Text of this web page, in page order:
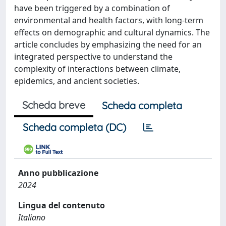
have been triggered by a combination of
environmental and health factors, with long-term
effects on demographic and cultural dynamics. The
article concludes by emphasizing the need for an
integrated perspective to understand the
complexity of interactions between climate,
epidemics, and ancient societies.
Scheda breve
Scheda completa
Scheda completa (DC)
Anno pubblicazione
2024
Lingua del contenuto
Italiano